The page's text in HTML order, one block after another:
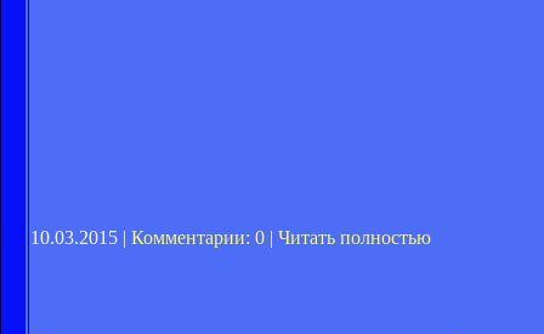
10.03.2015 | Комментарии: 0 | Читать полностью